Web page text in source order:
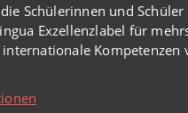
Schülerinnen und
Exzellenzlabel für
Kompetenzen